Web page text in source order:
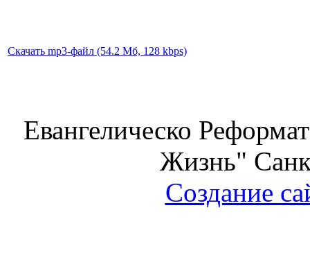
Скачать mp3-файл (54.2 Мб, 128 kbps)
Евангелическо
Жизнь"
Создание